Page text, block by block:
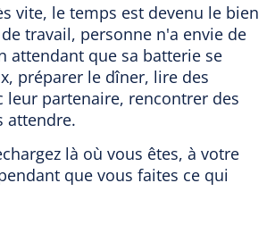
vite, le temps est devenu le bien
travail, personne n'a envie de
attendant que sa batterie se
préparer le dîner, lire des
partenaire, rencontrer des
attendre.
là où vous êtes, à votre
que vous faites ce qui